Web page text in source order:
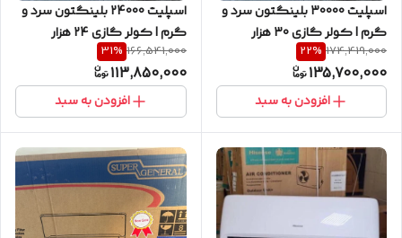
اسپلیت 30000 بلینگتون سرد و
گرم | کولر گازی 30 هزار
بلینگتون رادیاتور مسی
174,419,000
22%
135,700,000
افزودن به سبد
اسپلیت 24000 بلینگتون سرد و
گرم | کولر گازی 24 هزار
بلینگتون رادیاتور مسی
166,541,000
31%
113,850,000
افزودن به سبد